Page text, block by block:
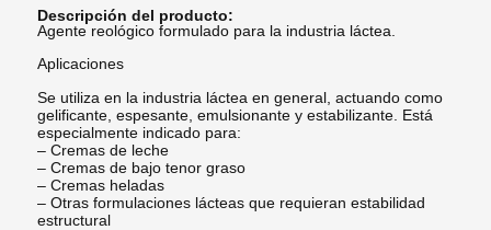
Descripción del producto:
Agente reológico formulado para la industria láctea.
Aplicaciones
Se utiliza en la industria láctea en general, actuando como
gelificante, espesante, emulsionante y estabilizante. Está
especialmente indicado para:
– Cremas de leche
– Cremas de bajo tenor graso
– Cremas heladas
– Otras formulaciones lácteas que requieran estabilidad
estructural